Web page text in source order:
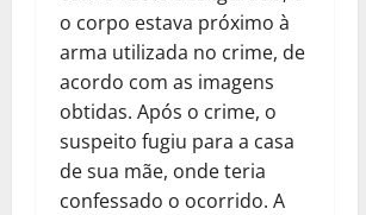
o corpo estava próximo à
arma utilizada no crime, de
acordo com as imagens
obtidas. Após o crime, o
suspeito fugiu para a casa
de sua mãe, onde teria
confessado o ocorrido. A